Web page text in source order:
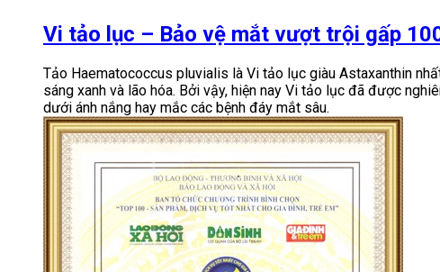
Vi tảo lục – Bảo vệ mắt vượt trội gấp
Tảo Haematococcus pluvialis là Vi tảo lục giàu Astaxanthin
sáng xanh và lão hóa. Bởi vậy, hiện nay Vi tảo lục đã được
dưới ánh nắng hay mắc các bệnh đáy mắt sâu.